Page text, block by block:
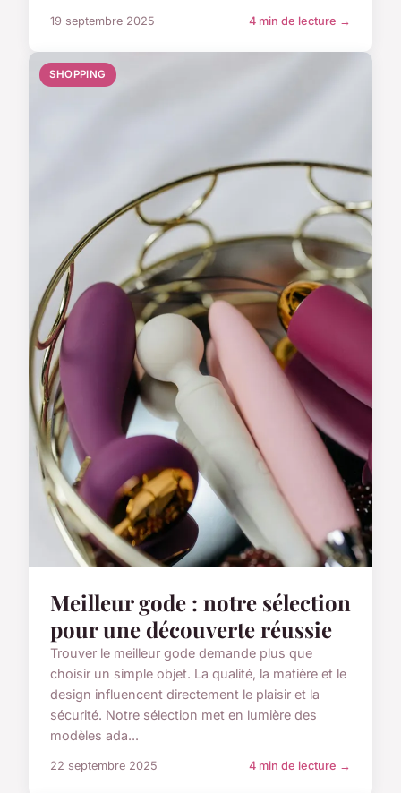
19 septembre 2025 4 min de lecture →
SHOPPING
Meilleur gode : notre sélection
pour une découverte réussie
Trouver le meilleur gode demande plus que
choisir un simple objet. La qualité, la matière et le
design influencent directement le plaisir et la
sécurité. Notre sélection met en lumière des
modèles ada...
22 septembre 2025 4 min de lecture →